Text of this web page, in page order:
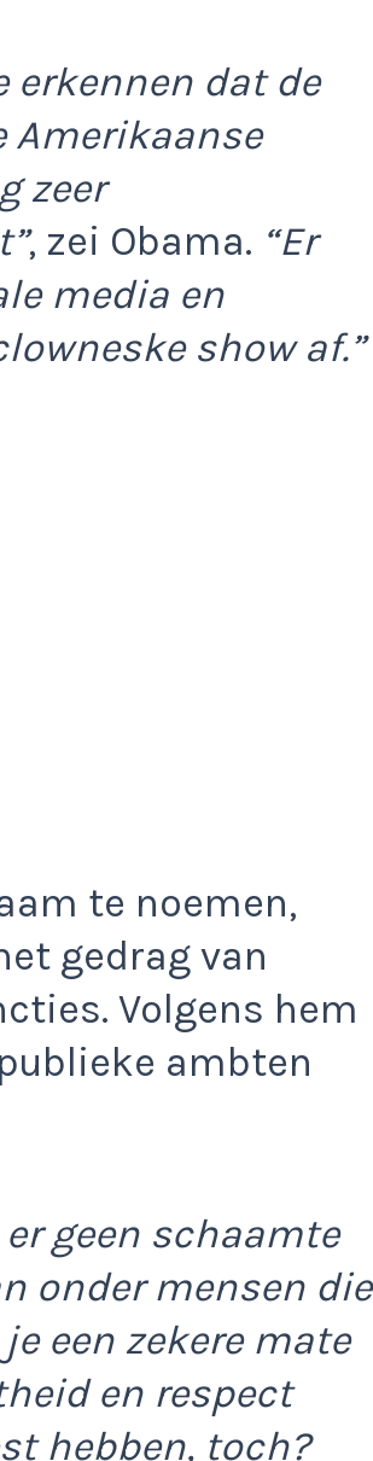
erkennen dat de
Amerikaanse
zeer
, zei Obama. “Er
media en
show af.”
te noemen,
gedrag van
Volgens hem
ambten
geen schaamte
onder mensen die
een zekere mate
en respect
hebben, toch?